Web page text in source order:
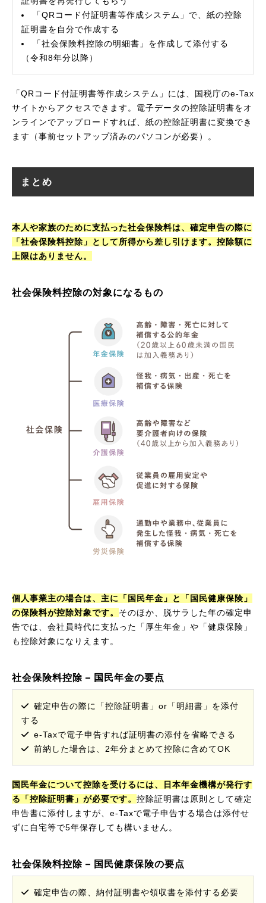
「QRコード付証明書等作成システム」で、紙の控除
証明書を自分で作成する
「社会保険料控除の明細書」を作成して添付する
（令和8年分以降）
「QRコード付証明書等作成システム」には、国税庁のe-Tax
サイトからアクセスできます。電子データの控除証明書をオ
ンラインでアップロードすれば、紙の控除証明書に変換でき
ます（事前セットアップ済みのパソコンが必要）。
まとめ
本人や家族のために支払った社会保険料は、確定申告の際に
「社会保険料控除」として所得から差し引けます。控除額に
上限はありません。
社会保険料控除の対象になるもの
個人事業主の場合は、主に「国民年金」と「国民健康保険」
の保険料が控除対象です。 そのほか、脱サラした年の確定申
告では、会社員時代に支払った「厚生年金」や「健康保険」
も控除対象になりえます。
社会保険料控除 – 国民年金の要点
確定申告の際に「控除証明書」or「明細書」を添付
する
e-Taxで電子申告すれば証明書の添付を省略できる
前納した場合は、2年分まとめて控除に含めてOK
国民年金について控除を受けるには、日本年金機構が発行す
る「控除証明書」が必要です。 控除証明書は原則として確定
申告書に添付しますが、e-Taxで電子申告する場合は添付せ
ずに自宅等で5年保存しても構いません。
社会保険料控除 – 国民健康保険の要点
確定申告の際、納付証明書や領収書を添付する必要